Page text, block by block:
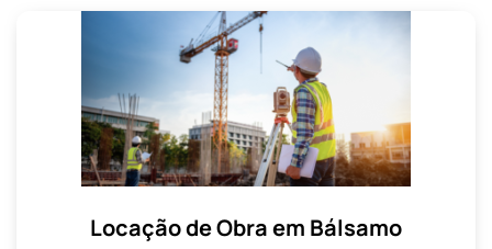
Locação de Obra em Bálsamo